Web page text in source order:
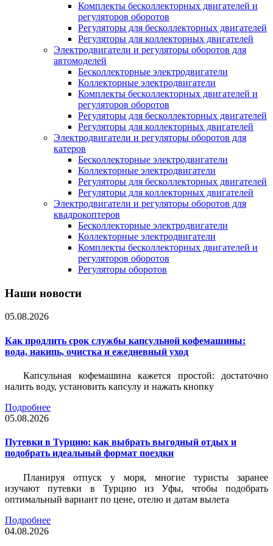
Комплекты бесколлекторных двигателей и
регуляторов оборотов
Регуляторы для бесколлекторных двигателей
Регуляторы для коллекторных двигателей
Электродвигатели и регуляторы оборотов для
автомоделей
Бесколлекторные электродвигатели
Коллекторные электродвигатели
Комплекты бесколлекторных двигателей и
регуляторов оборотов
Регуляторы для бесколлекторных двигателей
Регуляторы для коллекторных двигателей
Электродвигатели и регуляторы оборотов для
катеров
Бесколлекторные электродвигатели
Коллекторные электродвигатели
Регуляторы для бесколлекторных двигателей
Регуляторы для коллекторных двигателей
Электродвигатели и регуляторы оборотов для
квадрокоптеров
Бесколлекторные электродвигатели
Коллекторные электродвигатели
Комплекты бесколлекторных двигателей и
регуляторов оборотов
Регуляторы оборотов
Наши новости
05.08.2026
Как продлить срок службы капсульной кофемашины:
вода, накипь, очистка и ежедневный уход
Капсульная кофемашина кажется простой: достаточно
налить воду, установить капсулу и нажать кнопку
Подробнее
05.08.2026
Путевки в Турцию: как выбрать выгодный отдых и
подобрать идеальный формат поездки
Планируя отпуск у моря, многие туристы заранее
изучают путевки в Турцию из Уфы, чтобы подобрать
оптимальный вариант по цене, отелю и датам вылета
Подробнее
04.08.2026